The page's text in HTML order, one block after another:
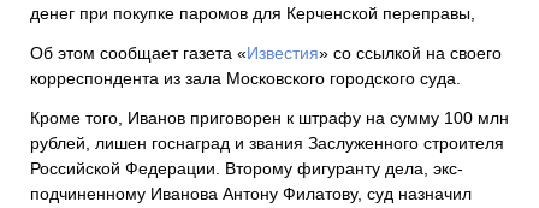
денег при покупке паромов для Керченской переправы,
Об этом сообщает газета «Известия» со ссылкой на своего
корреспондента из зала Московского городского суда.
Кроме того, Иванов приговорен к штрафу на сумму 100 млн
рублей, лишен госнаград и звания Заслуженного строителя
Российской Федерации. Второму фигуранту дела, экс-
подчиненному Иванова Антону Филатову, суд назначил